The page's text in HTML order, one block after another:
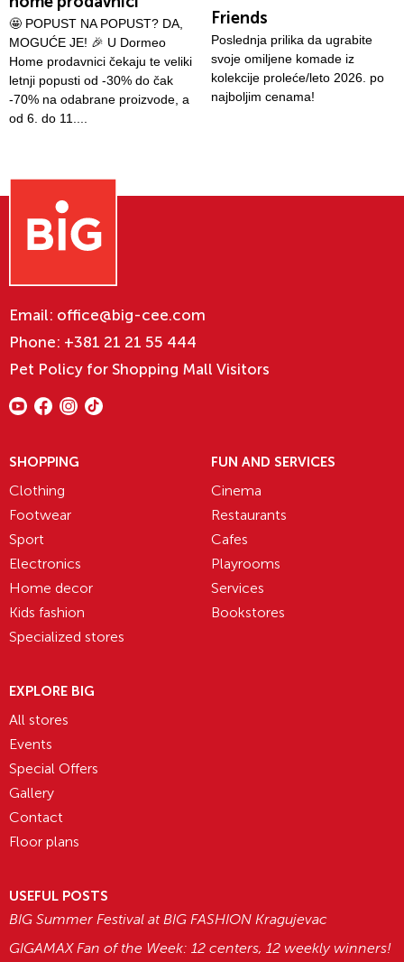
🤩 POPUST NA POPUST? DA,
MOGUĆE JE! 🎉 U Dormeo
Home prodavnici čekaju te veliki
letnji popusti od -30% do čak
-70% na odabrane proizvode, a
od 6. do 11....
Friends
Poslednja prilika da ugrabite
svoje omiljene komade iz
kolekcije proleće/leto 2026. po
najboljim cenama!
Email: office@big-cee.com
Phone: +381 21 21 55 444
Pet Policy for Shopping Mall Visitors
SHOPPING
Clothing
Footwear
Sport
Electronics
Home decor
Kids fashion
Specialized stores
FUN AND SERVICES
Cinema
Restaurants
Cafes
Playrooms
Services
Bookstores
EXPLORE BIG
All stores
Events
Special Offers
Gallery
Contact
Floor plans
USEFUL POSTS
BIG Summer Festival at BIG FASHION Kragujevac
GIGAMAX Fan of the Week: 12 centers, 12 weekly winners!